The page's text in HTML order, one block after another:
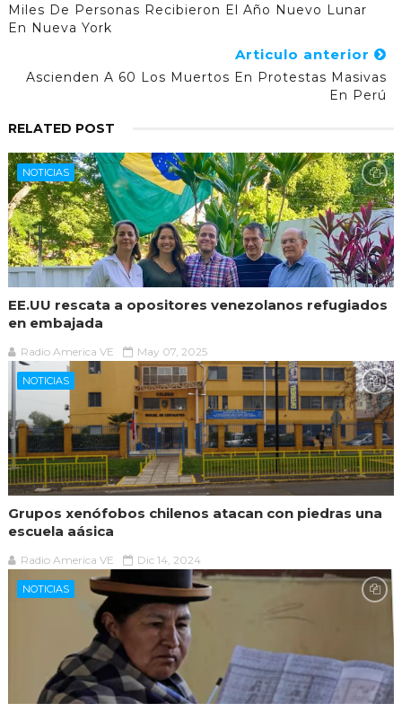
Miles De Personas Recibieron El Año Nuevo Lunar
En Nueva York
Articulo anterior
Ascienden A 60 Los Muertos En Protestas Masivas
En Perú
RELATED POST
NOTICIAS
EE.UU rescata a opositores venezolanos refugiados
en embajada
Radio America VE May 07, 2025
NOTICIAS
Grupos xenófobos chilenos atacan con piedras una
escuela aásica
Radio America VE Dic 14, 2024
NOTICIAS